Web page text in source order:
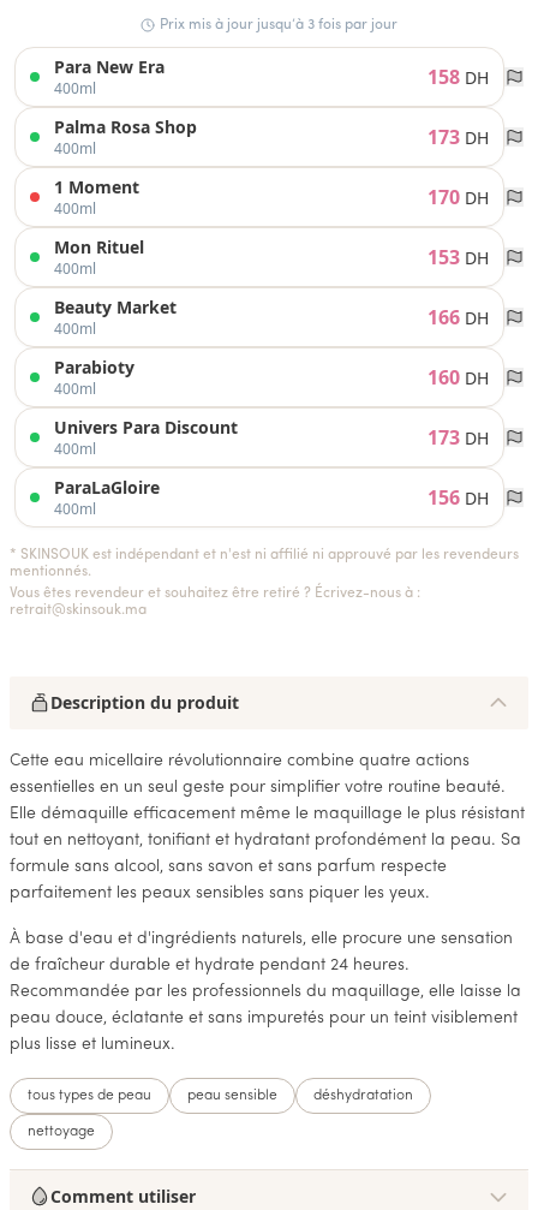
Prix mis à jour jusqu’à 3 fois par jour
Para New Era
400ml 158 DH
Palma Rosa Shop
400ml 173 DH
1 Moment
400ml 170 DH
Mon Rituel
400ml 153 DH
Beauty Market
400ml 166 DH
Parabioty
400ml 160 DH
Univers Para Discount
400ml 173 DH
ParaLaGloire
400ml 156 DH
* SKINSOUK est indépendant et n'est ni affilié ni approuvé par les revendeurs
mentionnés.
Vous êtes revendeur et souhaitez être retiré ? Écrivez-nous à :
retrait@skinsouk.ma
Description du produit
Cette eau micellaire révolutionnaire combine quatre actions
essentielles en un seul geste pour simplifier votre routine beauté.
Elle démaquille efficacement même le maquillage le plus résistant
tout en nettoyant, tonifiant et hydratant profondément la peau. Sa
formule sans alcool, sans savon et sans parfum respecte
parfaitement les peaux sensibles sans piquer les yeux.
À base d'eau et d'ingrédients naturels, elle procure une sensation
de fraîcheur durable et hydrate pendant 24 heures.
Recommandée par les professionnels du maquillage, elle laisse la
peau douce, éclatante et sans impuretés pour un teint visiblement
plus lisse et lumineux.
tous types de peau peau sensible déshydratation
nettoyage
Comment utiliser